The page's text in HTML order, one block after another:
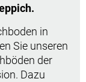
in
Sie unseren
der
Dazu